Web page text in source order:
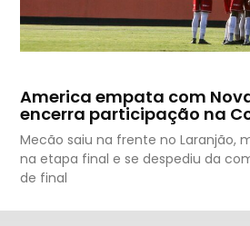
America empata com
encerra participação na
Mecão saiu na frente no Laranjão,
na etapa final e se despediu da
de final